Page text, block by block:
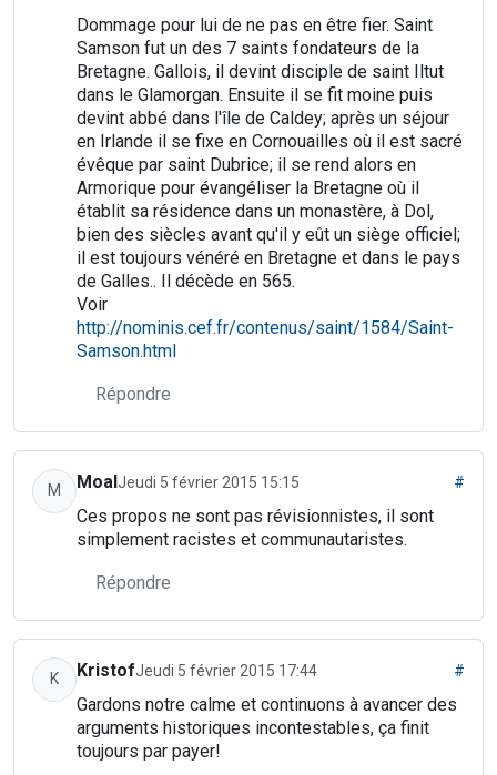
Dommage pour lui de ne pas en être fier. Saint
Samson fut un des 7 saints fondateurs de la
Bretagne. Gallois, il devint disciple de saint Iltut
dans le Glamorgan. Ensuite il se fit moine puis
devint abbé dans l'île de Caldey; après un séjour
en Irlande il se fixe en Cornouailles où il est sacré
évêque par saint Dubrice; il se rend alors en
Armorique pour évangéliser la Bretagne où il
établit sa résidence dans un monastère, à Dol,
bien des siècles avant qu'il y eût un siège officiel;
il est toujours vénéré en Bretagne et dans le pays
de Galles.. Il décède en 565.
Voir
http://nominis.cef.fr/contenus/saint/1584/Saint-
Samson.html
Répondre
M MoalJeudi 5 février 2015 15:15 #
Ces propos ne sont pas révisionnistes, il sont
simplement racistes et communautaristes.
Répondre
K KristofJeudi 5 février 2015 17:44 #
Gardons notre calme et continuons à avancer des
arguments historiques incontestables, ça finit
toujours par payer!